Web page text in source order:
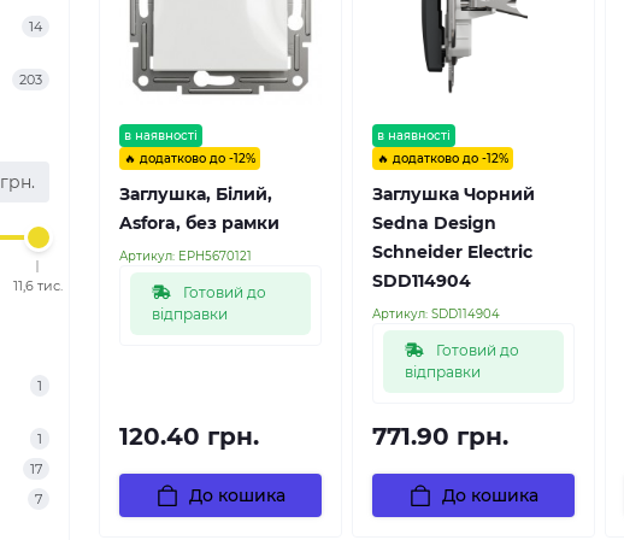
14
203
грн.
11,6 тис.
1
1
17
7
в наявності
🔥 додатково до -12%
Заглушка, Білий,
Asfora, без рамки
Артикул: EPH5670121
Готовий до
відправки
120.40 грн.
До кошика
в наявності
🔥 додатково до -12%
Заглушка Чорний
Sedna Design
Schneider Electric
SDD114904
Артикул: SDD114904
Готовий до
відправки
771.90 грн.
До кошика